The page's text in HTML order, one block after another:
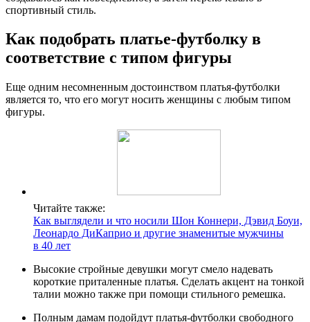
спортивный стиль.
Как подобрать платье-футболку в
соответствие с типом фигуры
Еще одним несомненным достоинством платья-футболки
является то, что его могут носить женщины с любым типом
фигуры.
Читайте также:
Как выглядели и что носили Шон Коннери, Дэвид Боуи,
Леонардо ДиКаприо и другие знаменитые мужчины
в 40 лет
Высокие стройные девушки могут смело надевать
короткие приталенные платья. Сделать акцент на тонкой
талии можно также при помощи стильного ремешка.
Полным дамам подойдут платья-футболки свободного